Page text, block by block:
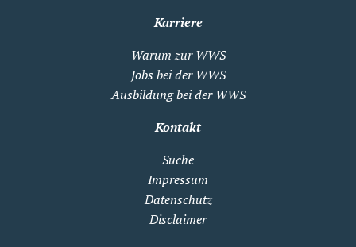
Karriere
Warum zur WWS
Jobs bei der WWS
Ausbildung bei der WWS
Kontakt
Suche
Impressum
Datenschutz
Disclaimer